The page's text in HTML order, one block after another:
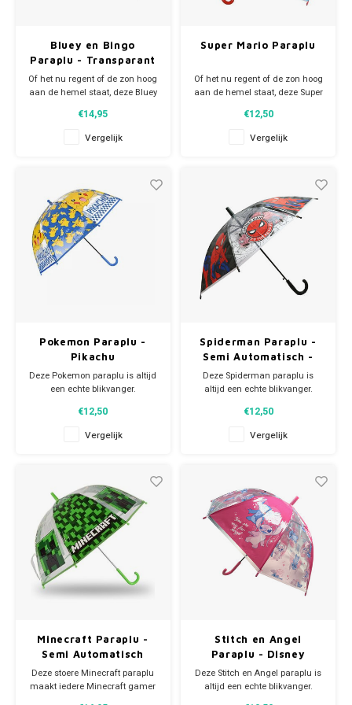
Bluey en Bingo
Paraplu - Transparant
Of het nu regent of de zon hoog
aan de hemel staat, deze Bluey
echte blikvanger. Middels het
aangenaaide band met
drukkertje wordt de paraplu heel
€14,95
Vergelijk
Super Mario Paraplu
Of het nu regent of de zon hoog
aan de hemel staat, deze Super
en Luigi is altijd een echte
blikvanger. De regen kan jou
niet meer deren als je onder
Worden willekeurig u
€12,50
Vergelijk
Pokemon Paraplu -
Pikachu
Deze Pokemon paraplu is altijd
een echte blikvanger.
transparant en heeft 8 metalen
baleinen. Kom maar op met die
regen! Middels het
makkelijk samengevouwen en
vastgezet. Ge
€12,50
Vergelijk
Spiderman Paraplu -
Semi Automatisch -
Marvel
Deze Spiderman paraplu is
altijd een echte blikvanger.
transparant, heeft 8 metalen
baleinen en is semi
automatisch. Kom maar op met
drukkertje wordt de paraplu heel
makkelijk samengev
€12,50
Vergelijk
Minecraft Paraplu -
Semi Automatisch
Deze stoere Minecraft paraplu
maakt iedere Minecraft gamer
Stitch en Angel
Paraplu - Disney
Deze Stitch en Angel paraplu is
altijd een echte blikvanger.